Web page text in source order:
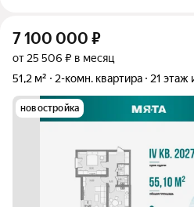
7 100 000 ₽
от 25 506 ₽ в месяц
51,2 м²
2-комн. квартира 21 этаж
новостройка